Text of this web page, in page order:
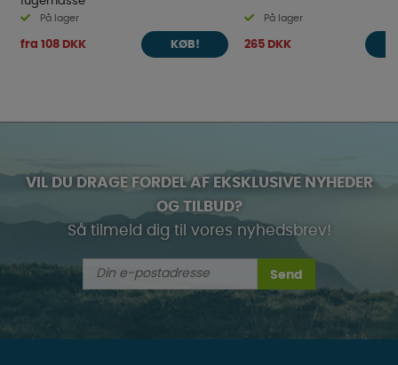
På lager
fra 108 DKK KØB!
På lager
265 DKK
VIL DU DRAGE FORDEL AF EKSKLUSIVE NYHEDER
OG TILBUD?
Så tilmeld dig til vores nyhedsbrev!
Send